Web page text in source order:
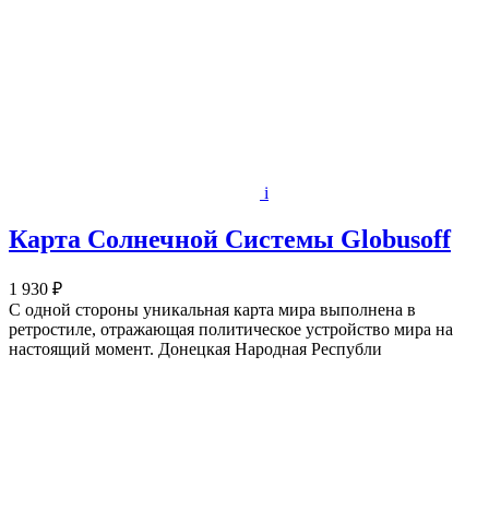
i
Карта Солнечной Системы Globusoff
1 930 ₽
С одной стороны уникальная карта мира выполнена в
ретростиле, отражающая политическое устройство мира на
настоящий момент. Донецкая Народная Республи